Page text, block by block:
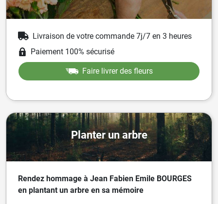
Livraison de votre commande 7j/7 en 3 heures
Paiement 100% sécurisé
Faire livrer des fleurs
Planter un arbre
Rendez hommage à Jean Fabien Emile BOURGES
en plantant un arbre en sa mémoire